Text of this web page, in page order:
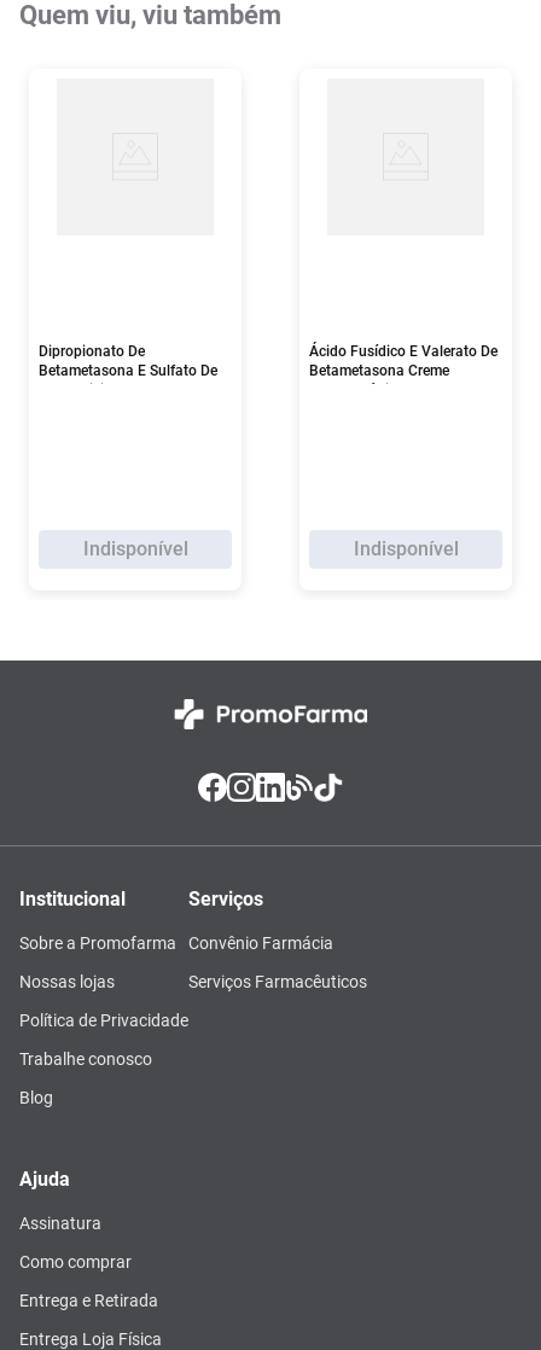
Quem viu, viu também
Dipropionato De
Betametasona E Sulfato De
Indisponível
Ácido Fusídico E Valerato De
Betametasona Creme
Indisponível
Institucional
Sobre a Promofarma
Nossas lojas
Política de Privacidade
Trabalhe conosco
Blog
Serviços
Convênio Farmácia
Serviços Farmacêuticos
Ajuda
Assinatura
Como comprar
Entrega e Retirada
Entrega Loja Física